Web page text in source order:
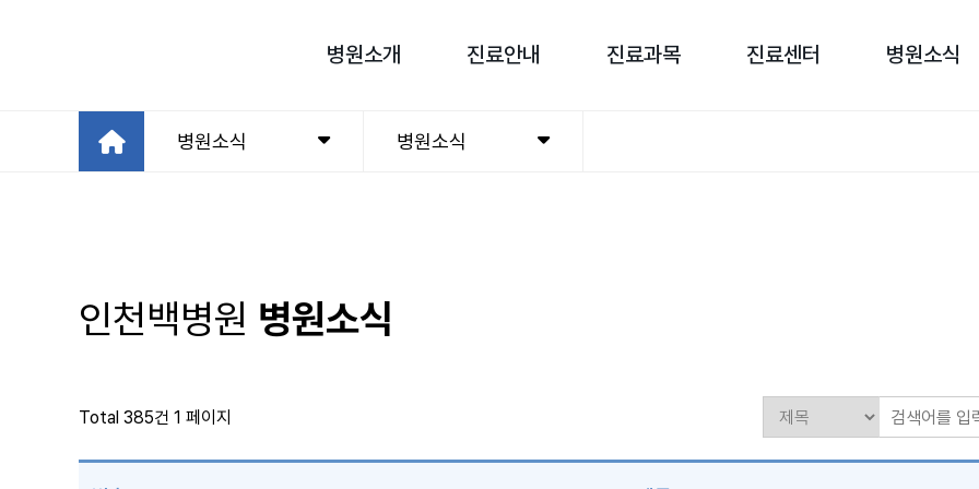
병원소개 진료안내 진료과목 진료센터 병원소식
병원소식 병원소식
인천백병원 병원소식
Total 385건 1 페이지